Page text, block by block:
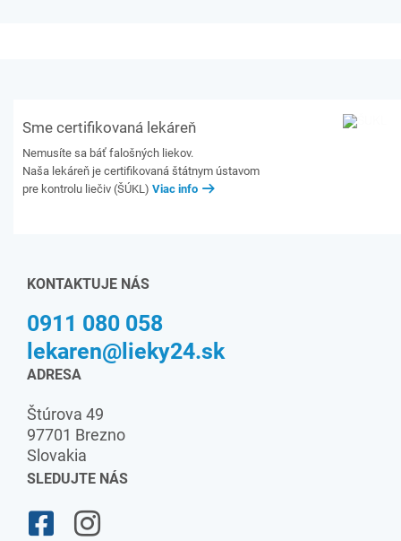
Sme certifikovaná lekáreň
Nemusíte sa báť falošných liekov.
Naša lekáreň je certifikovaná štátnym ústavom
pre kontrolu liečiv (ŠÚKL) Viac info
KONTAKTUJE NÁS
0911 080 058
lekaren@lieky24.sk
ADRESA
Štúrova 49
97701 Brezno
Slovakia
SLEDUJTE NÁS